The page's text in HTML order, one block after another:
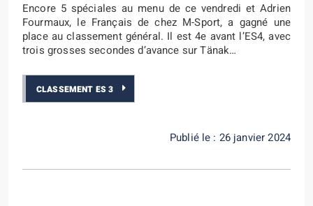
Encore 5 spéciales au menu de ce vendredi et Adrien
Fourmaux, le Français de chez M-Sport, a gagné une
place au classement général. Il est 4e avant l’ES4, avec
trois grosses secondes d’avance sur Tänak…
CLASSEMENT ES 3
Publié le : 26 janvier 2024